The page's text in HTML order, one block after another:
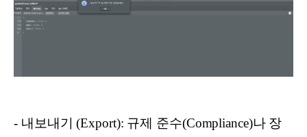
- 내보내기 (Export): 규제 준수(Compliance)나 장